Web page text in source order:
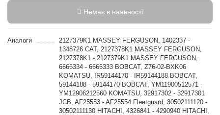
Немає в наявності
Аналоги
2127379K1 MASSEY FERGUSON, 1402337 -
1348726 CAT, 2127378K1 MASSEY FERGUSON,
2127378K1 - 2127379K1 MASSEY FERGUSON,
6666334 - 6666333 BOBCAT, Z76-02-BXK06
KOMATSU, IR59144170 - IR59144188 BOBCAT,
59144188 - 59144170 BOBCAT, YM11900512571 -
YM12906212560 KOMATSU, 32917302 - 32917301
JCB, AF25553 - AF25554 Fleetguard, 30502111120 -
30502111130 HITACHI, 4326841 - 4290940 HITACHI,